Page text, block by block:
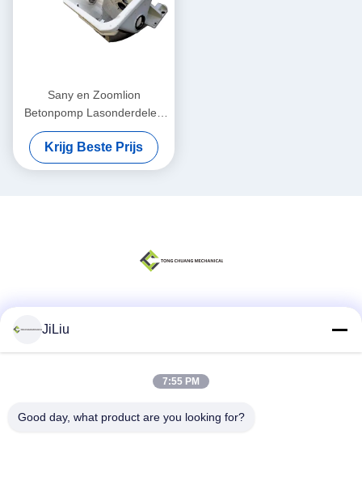
Sany en Zoomlion
Betonpomp Lasonderdelen
voor Hopper 0172101A1000
001790107A0100000
Krijg Beste Prijs
JiLiu
7:55 PM
Good day, what product are you looking for?